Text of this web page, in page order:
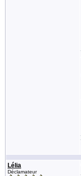
Lélia
Déclamateur